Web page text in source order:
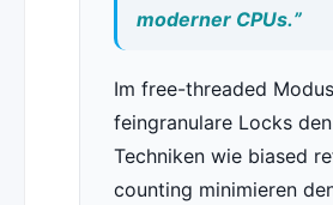
moderner CPUs.”
Im free-threaded
feingranulare Locks den
Techniken wie biased
counting minimieren